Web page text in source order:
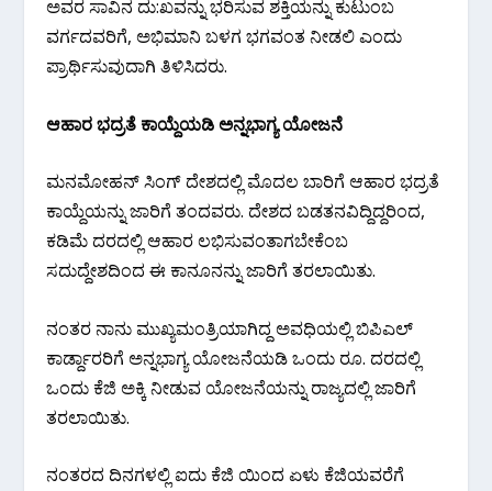
ಅವರ ಸಾವಿನ ದು:ಖವನ್ನು ಭರಿಸುವ ಶಕ್ತಿಯನ್ನು ಕುಟುಂಬ
ವರ್ಗದವರಿಗೆ, ಅಭಿಮಾನಿ ಬಳಗ ಭಗವಂತ ನೀಡಲಿ ಎಂದು
ಪ್ರಾರ್ಥಿಸುವುದಾಗಿ ತಿಳಿಸಿದರು.
ಆಹಾರ ಭದ್ರತೆ ಕಾಯ್ದೆಯಡಿ ಅನ್ನಭಾಗ್ಯ ಯೋಜನೆ
ಮನಮೋಹನ್ ಸಿಂಗ್ ದೇಶದಲ್ಲಿ ಮೊದಲ ಬಾರಿಗೆ ಆಹಾರ ಭದ್ರತೆ
ಕಾಯ್ದೆಯನ್ನು ಜಾರಿಗೆ ತಂದವರು. ದೇಶದ ಬಡತನವಿದ್ದಿದ್ದರಿಂದ,
ಕಡಿಮೆ ದರದಲ್ಲಿ ಆಹಾರ ಲಭಿಸುವಂತಾಗಬೇಕೆಂಬ
ಸದುದ್ದೇಶದಿಂದ ಈ ಕಾನೂನನ್ನು ಜಾರಿಗೆ ತರಲಾಯಿತು.
ನಂತರ ನಾನು ಮುಖ್ಯಮಂತ್ರಿಯಾಗಿದ್ದ ಅವಧಿಯಲ್ಲಿ ಬಿಪಿಎಲ್
ಕಾರ್ಡ್ದಾರರಿಗೆ ಅನ್ನಭಾಗ್ಯ ಯೋಜನೆಯಡಿ ಒಂದು ರೂ. ದರದಲ್ಲಿ
ಒಂದು ಕೆಜಿ ಅಕ್ಕಿ ನೀಡುವ ಯೋಜನೆಯನ್ನು ರಾಜ್ಯದಲ್ಲಿ ಜಾರಿಗೆ
ತರಲಾಯಿತು.
ನಂತರದ ದಿನಗಳಲ್ಲಿ ಐದು ಕೆಜಿ ಯಿಂದ ಏಳು ಕೆಜಿಯವರೆಗೆ